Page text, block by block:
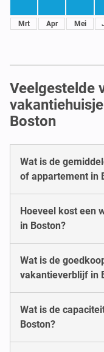
Mrt Apr Mei
Veelgestelde
Boston
Wat is de
of appartement in
Hoeveel kost een
in Boston?
Wat is de
vakantieverblijf in
Wat is de
Boston?